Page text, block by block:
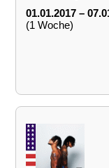
01.01.2017 –
(1 Woche)